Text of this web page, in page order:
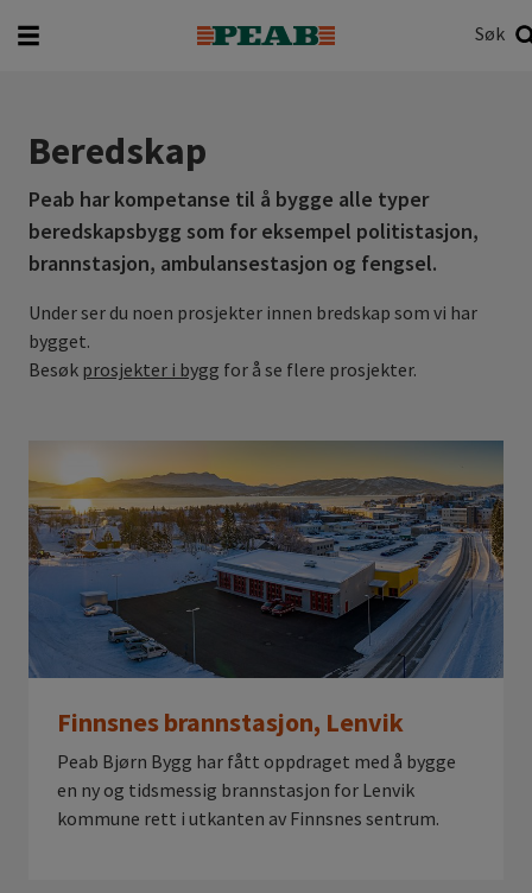
Søk
Beredskap
Peab har kompetanse til å bygge alle typer
beredskapsbygg som for eksempel politistasjon,
brannstasjon, ambulansestasjon og fengsel.
Under ser du noen prosjekter innen bredskap som vi har
bygget.
Besøk prosjekter i bygg for å se flere prosjekter.
Finnsnes brannstasjon, Lenvik
Peab Bjørn Bygg har fått oppdraget med å bygge
en ny og tidsmessig brannstasjon for Lenvik
kommune rett i utkanten av Finnsnes sentrum.